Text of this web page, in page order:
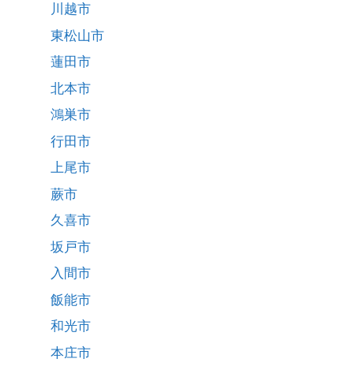
川越市
東松山市
蓮田市
北本市
鴻巣市
行田市
上尾市
蕨市
久喜市
坂戸市
入間市
飯能市
和光市
本庄市